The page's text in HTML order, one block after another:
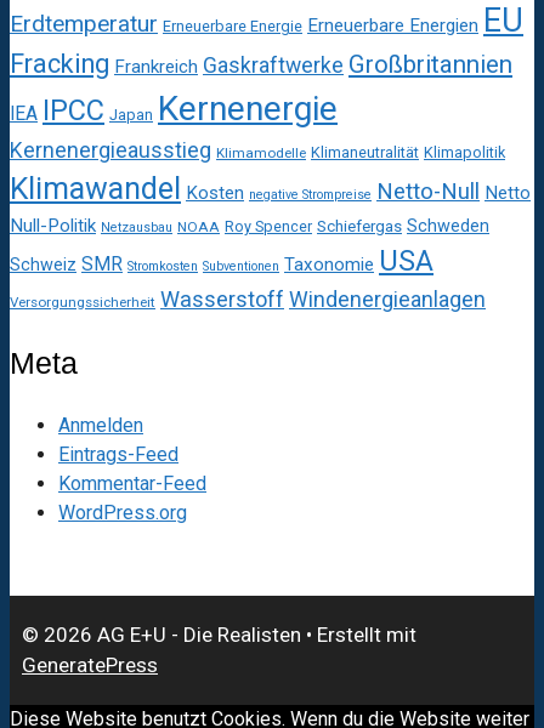
Erdtemperatur Erneuerbare Energie Erneuerbare Energien EU
Fracking Frankreich Gaskraftwerke Großbritannien
IEA IPCC Japan Kernenergie
Kernenergieausstieg Klimamodelle Klimaneutralität Klimapolitik
Klimawandel Kosten negative Strompreise Netto-Null
Netto
Null-Politik Netzausbau NOAA Roy Spencer Schiefergas Schweden
Schweiz SMR Stromkosten Subventionen Taxonomie USA
Versorgungssicherheit Wasserstoff Windenergieanlagen
Meta
Anmelden
Eintrags-Feed
Kommentar-Feed
WordPress.org
© 2026 AG E+U - Die Realisten • Erstellt mit
GeneratePress
Diese Website benutzt Cookies. Wenn du die Website weiter